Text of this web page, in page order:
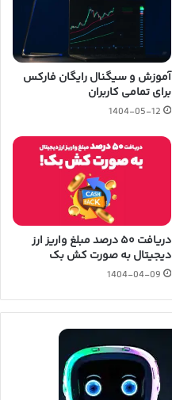
آموزش و سیگنال رایگان فارکس
برای تمامی کاربران
1404-05-12
دریافت ۵۰ درصد مبلغ واریز ارز
دیجیتال به صورت کش بک
1404-04-09